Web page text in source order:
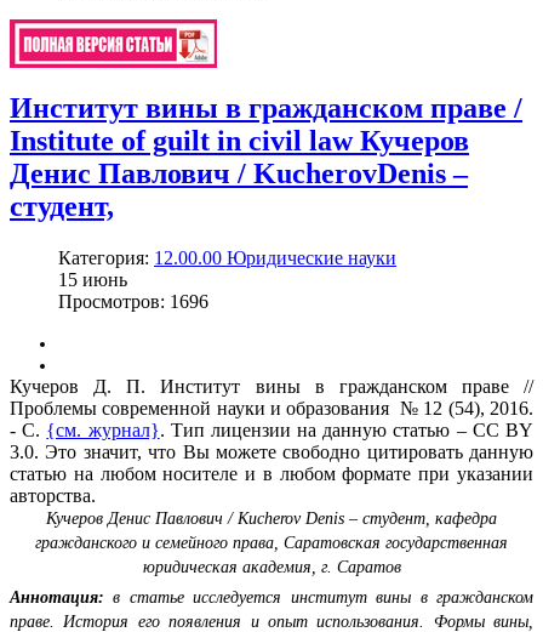
Институт вины в гражданском праве /
Institute of guilt in civil law Кучеров
Денис Павлович / KucherovDenis –
студент,
Категория: 12.00.00 Юридические науки
15 июнь
Просмотров: 1696
Кучеров Д. П. Институт вины в гражданском праве //
Проблемы современной науки и образования № 12 (54), 2016.
- С. {см. журнал}. Тип лицензии на данную статью – CC BY
3.0. Это значит, что Вы можете свободно цитировать данную
статью на любом носителе и в любом формате при указании
авторства.
Кучеров Денис Павлович / Kucherov Denis – студент, кафедра
гражданского и семейного права, Саратовская государственная
юридическая академия, г. Саратов
Аннотация:в статье исследуется институт вины в гражданском
праве. История его появления и опыт использования. Формы вины,